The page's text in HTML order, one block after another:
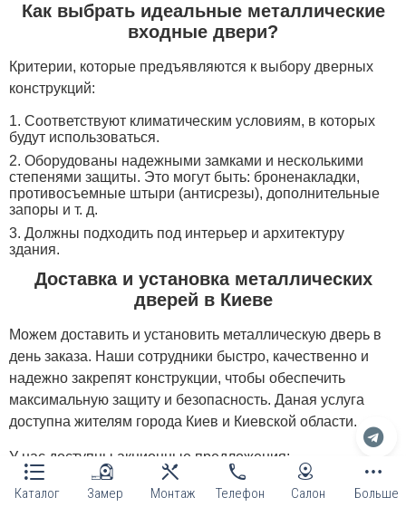
Каталог Замер Монтаж Телефон Салон Больше
Как выбрать идеальные металлические
входные двери?
Критерии, которые предъявляются к выбору дверных
конструкций:
Соответствуют климатическим условиям, в которых
будут использоваться.
Оборудованы надежными замками и несколькими
степенями защиты. Это могут быть: броненакладки,
противосъемные штыри (антисрезы), дополнительные
запоры и т. д.
Должны подходить под интерьер и архитектуру
здания.
Доставка и установка металлических
дверей в Киеве
Можем доставить и установить металлическую дверь в
день заказа. Наши сотрудники быстро, качественно и
надежно закрепят конструкции, чтобы обеспечить
максимальную защиту и безопасность. Даная услуга
доступна жителям города Киев и Киевской области.
У нас доступны акционные предложения:
бесплатная установка;